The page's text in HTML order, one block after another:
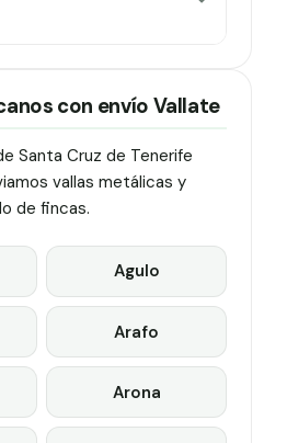
con envío Vallate
Santa Cruz de Tenerife
vallas metálicas y
de fincas.
Agulo
Arafo
Arona